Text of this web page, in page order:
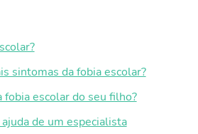
sintomas da fobia escolar?
fobia escolar do seu filho?
de um especialista